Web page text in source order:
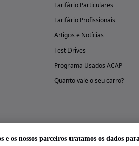
Tarifário Particulares
Tarifário Profissionais
Artigos e Notícias
Test Drives
Programa Usados ACAP
Quanto vale o seu carro?
e os nossos parceiros tratamos os dados